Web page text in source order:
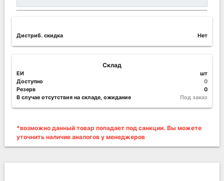
Дистриб. скидка Нет
Склад
ЕИ
шт
Доступно
0
Резерв
0
В случае отсутствия на складе, ожидание
Под заказ
*возможно данный товар попадает под санкции. Вы можете
уточнить наличие аналогов у менеджеров